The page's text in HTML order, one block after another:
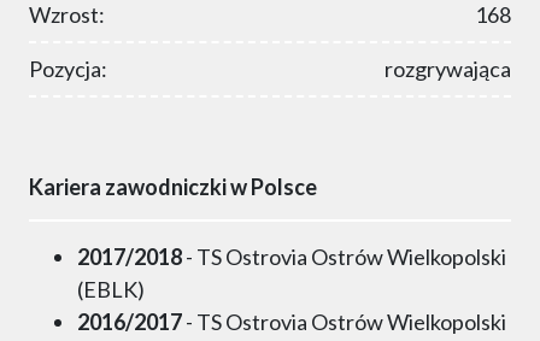
Wzrost: 168
Pozycja: rozgrywająca
Kariera zawodniczki w Polsce
2017/2018- TS Ostrovia Ostrów Wielkopolski
(EBLK)
2016/2017- TS Ostrovia Ostrów Wielkopolski